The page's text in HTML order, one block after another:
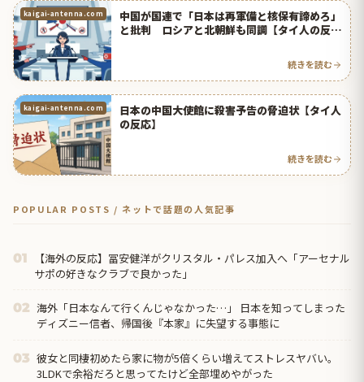
kaigai-antenna.com
中国が国連で「日本は再軍備と核保有諦めろ」
と批判 ロシアと北朝鮮も同調【タイ人の反
続きを読む
kaigai-antenna.com
日本の中国大使館に殺害予告の脅迫状【タイ人
の反応】
続きを読む
POPULAR POSTS / ネットで話題の人気記事
01
【海外の反応】冨安健洋がクリスタル・パレス加入へ「アーセナル
サポの好きなクラブで良かった」
02 海外「日本なんて行くんじゃなかった…」 日本を知ってしまった
ディズニー信者、帰国後『本家』に失望する事態に
03 彼女と同棲初めたら家に物が5倍くらい増えてストレスヤバい。
3LDKで余裕だろと思ってたけど全部埋めやがった